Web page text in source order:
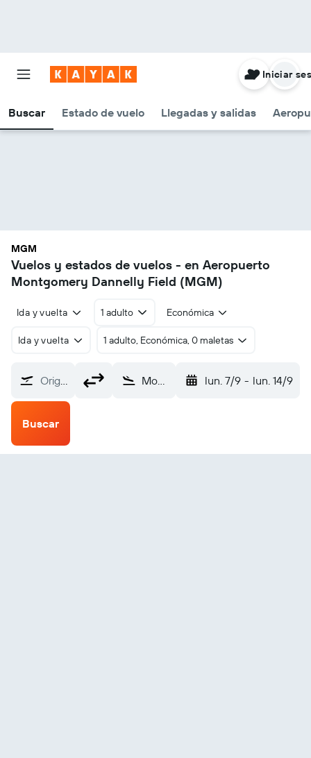
Buscar Estado de vuelo Llegadas y salidas
Iniciar
MGM
Vuelos y estados de vuelos - en Aeropuerto
Montgomery Dannelly Field (MGM)
Ida y vuelta 1 adulto Económica
Ida y vuelta 1 adulto, Económica, 0 maletas
Origen Montgomery Dannelly Field (MGM) lun. 7/9 - lun. 14/9
Buscar